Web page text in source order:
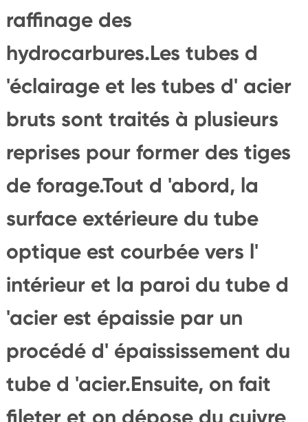
raffinage des
hydrocarbures.Les tubes d
'éclairage et les tubes d' acier
bruts sont traités à plusieurs
reprises pour former des tiges
de forage.Tout d 'abord, la
surface extérieure du tube
optique est courbée vers l'
intérieur et la paroi du tube d
'acier est épaissie par un
procédé d' épaississement du
tube d 'acier.Ensuite, on fait
fileter et on dépose du cuivre